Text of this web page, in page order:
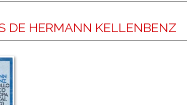
DE HERMANN KELLENBENZ